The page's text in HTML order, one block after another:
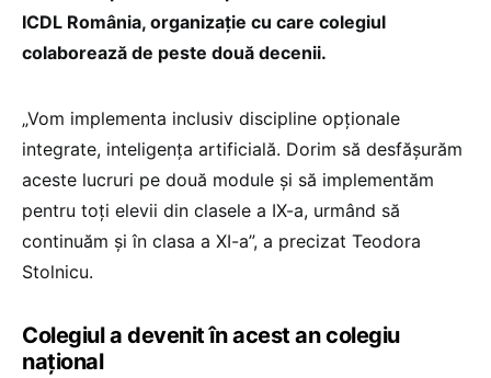
ICDL România, organizație cu care colegiul
colaborează de peste două decenii.
„Vom implementa inclusiv discipline opționale
integrate, inteligența artificială. Dorim să desfășurăm
aceste lucruri pe două module și să implementăm
pentru toți elevii din clasele a IX-a, urmând să
continuăm și în clasa a XI-a”, a precizat Teodora
Stolnicu.
Colegiul a devenit în acest an colegiu
național